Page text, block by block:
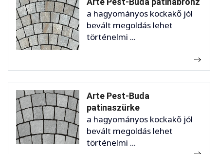
a hagyományos kockakő jól
bevált megoldás lehet
történelmi ...
Arte Pest-Buda
patinaszürke
a hagyományos kockakő jól
bevált megoldás lehet
történelmi ...